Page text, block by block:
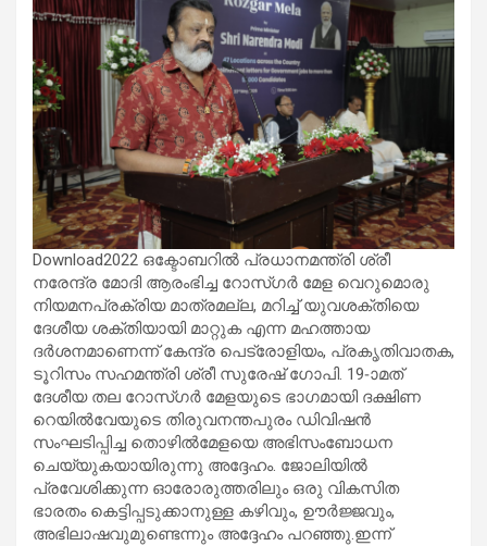
Download2022 ഒക്ടോബറിൽ പ്രധാനമന്ത്രി ശ്രീ
നരേന്ദ്ര മോദി ആരംഭിച്ച റോസ്ഗർ മേള വെറുമൊരു
നിയമനപ്രക്രിയ മാത്രമല്ല, മറിച്ച് യുവശക്തിയെ
ദേശീയ ശക്തിയായി മാറ്റുക എന്ന മഹത്തായ
ദർശനമാണെന്ന് കേന്ദ്ര പെട്രോളിയം, പ്രകൃതിവാതക,
ടൂറിസം സഹമന്ത്രി ശ്രീ സുരേഷ് ഗോപി. 19-ാമത്
ദേശീയ തല റോസ്ഗർ മേളയുടെ ഭാ​ഗമായി ദക്ഷിണ
റെയിൽവേയുടെ തിരുവനന്തപുരം ഡിവിഷൻ
സംഘടിപ്പിച്ച തൊഴിൽമേളയെ അഭിസംബോധന
ചെയ്യുകയായിരുന്നു അദ്ദേഹം. ജോലിയിൽ
പ്രവേശിക്കുന്ന ഓരോരുത്തരിലും ഒരു വികസിത
ഭാരതം കെട്ടിപ്പടുക്കാനുള്ള കഴിവും, ഊർജ്ജവും,
അഭിലാഷവുമുണ്ടെന്നും അദ്ദേഹം പറഞ്ഞു.ഇന്ന്